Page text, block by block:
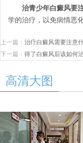
治青少年白癜风要
学的治疗，以免病情恶
上一篇： 治疗白癜风需要注意
下一篇： 得了白癜风后该如何
高清大图